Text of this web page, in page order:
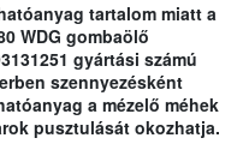
tartalom miatt a
WDG gombaölő
gyártási számú
szennyezésként
a mézelő méhek
pusztulását okozhatja.